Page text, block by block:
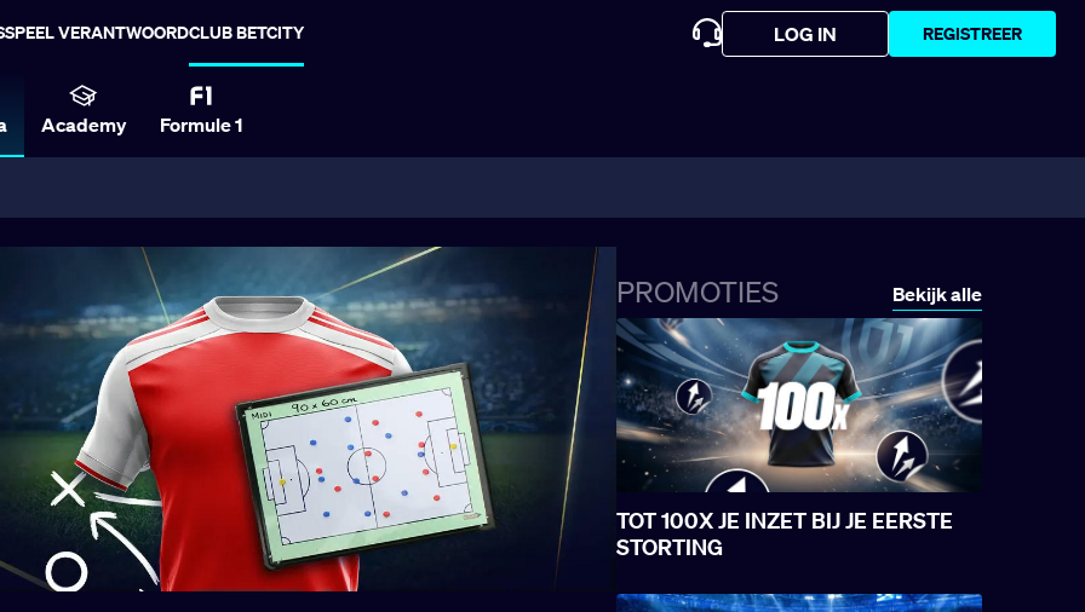
SPEEL VERANTWOORDCLUB BETCITY LOG IN REGISTREER
Academy Formule 1
PROMOTIES Bekijk alle
TOT 100X JE INZET BIJ JE EERSTE
STORTING